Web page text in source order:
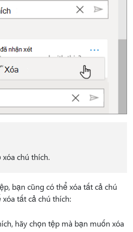
chú thích.
bạn cũng có thể xóa tất cả chú
tất cả chú thích:
hãy chọn tệp mà bạn muốn xóa